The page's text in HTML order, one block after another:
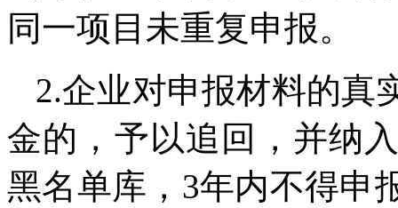
同一项目未重复申报。
2.企业对申报材料的真
金的，予以追回，并纳
黑名单库，3年内不得申